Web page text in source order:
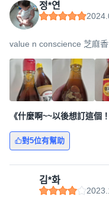
정*연
value n conscience 芝麻
《什麼啊~~以後想訂這個
對5位有幫助
김*화